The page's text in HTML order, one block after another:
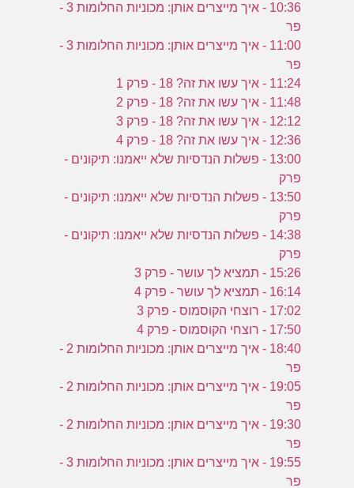
10:36 - איך מייצרים אותן: מכוניות החלומות 3 -
פר
11:00 - איך מייצרים אותן: מכוניות החלומות 3 -
פר
11:24 - איך עשו את זה? 18 - פרק 1
11:48 - איך עשו את זה? 18 - פרק 2
12:12 - איך עשו את זה? 18 - פרק 3
12:36 - איך עשו את זה? 18 - פרק 4
13:00 - פשלות הנדסיות שלא ייאמנו: תיקונים -
פרק
13:50 - פשלות הנדסיות שלא ייאמנו: תיקונים -
פרק
14:38 - פשלות הנדסיות שלא ייאמנו: תיקונים -
פרק
15:26 - תמציא לך עושר - פרק 3
16:14 - תמציא לך עושר - פרק 4
17:02 - רוצחי הקוסמוס - פרק 3
17:50 - רוצחי הקוסמוס - פרק 4
18:40 - איך מייצרים אותן: מכוניות החלומות 2 -
פר
19:05 - איך מייצרים אותן: מכוניות החלומות 2 -
פר
19:30 - איך מייצרים אותן: מכוניות החלומות 2 -
פר
19:55 - איך מייצרים אותן: מכוניות החלומות 3 -
פר